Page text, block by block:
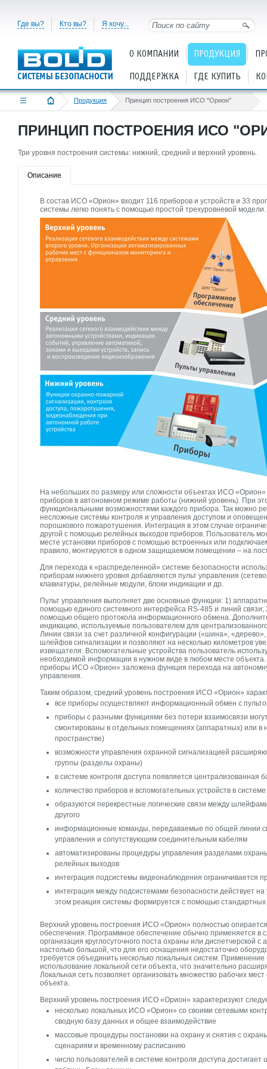
Где вы? Кто вы? Я хочу...
О КОМПАНИИ ПРОДУКЦИЯ
ПОДДЕРЖКА ГДЕ КУПИТЬ
Продукция Принцип построения ИСО "Орион"
ПРИНЦИП ПОСТРОЕНИЯ ИСО
Три уровня построения системы: нижний, средний и верхний уровень.
Описание
В состав ИСО «Орион» входит 116 приборов и устройств и 33
системы легко понять с помощью простой трехуровневой модели.
На небольших по размеру или сложности объектах ИСО «Орион»
приборов в автономном режиме работы (нижний уровень). При
функциональными возможностями каждого прибора. Так можно
несложные системы контроля и управления доступом и
порошкового пожаротушения. Интеграция в этом случае
другой с помощью релейных выходов приборов. Пользователь
месте установки приборов с помощью встроенных или
правило, монтируются в одном защищаемом помещении – на
Для перехода к «распределенной» системе безопасности
приборам нижнего уровня добавляются пульт управления
клавиатуры, релейные модули, блоки индикации и др.
Пульт управления выполняет две основные функции: 1)
помощью единого системного интерфейса RS-485 и линий
помощью общего протокола информационного обмена.
индикацию, используемые пользователем для
Линии связи за счет различной конфигурации («шина»,
шлейфов сигнализации и позволяют на несколько километров
извещателя. Вспомогательные устройства пользователь
необходимой информации в нужном виде в любом месте
приборы ИСО «Орион» заложена функция перехода на
управления.
Таким образом, средний уровень построения ИСО «Орион»
все приборы осуществляют информационный обмен с
приборы с разными функциями без потери взаимосвязи
смонтированы в отдельных помещениях (аппаратных) или в
пространстве)
возможности управления охранной сигнализацией
группы (разделы охраны)
в системе контроля доступа появляется централизованная
количество приборов и вспомогательных устройств в
образуются перекрестные логические связи между
другого
информационные команды, передаваемые по общей линии
управления и сопутствующим соединительным кабелям
автоматизированы процедуры управления разделами
релейных выходов
интеграция подсистемы видеонаблюдения ограничивается
интеграция между подсистемами безопасности действует
этом реакция системы формируется с помощью
Верхний уровень построения ИСО «Орион» полностью
обеспечения. Программное обеспечение обычно применяется в
организация круглосуточного поста охраны или диспетчерской
настолько большой, что для его оснащения недостаточно
требуется объединить несколько локальных систем.
использование локальной сети объекта, что значительно
Локальная сеть позволяет организовать множество рабочих
объекта.
Верхний уровень построения ИСО «Орион» характеризуют
несколько локальных ИСО «Орион» со своими сетевыми
сводную базу данных и общее взаимодействие
массовые процедуры постановки на охрану и снятия с
сценариям и временному расписанию
число пользователей в системе контроля доступа